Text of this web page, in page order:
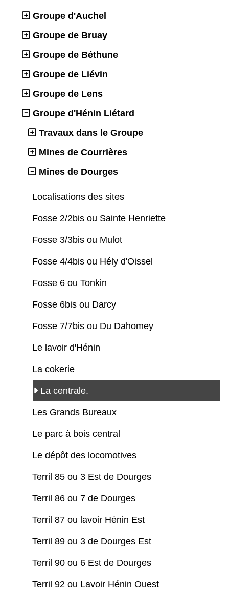
Groupe d'Auchel
Groupe de Bruay
Groupe de Béthune
Groupe de Liévin
Groupe de Lens
Groupe d'Hénin Liétard
Travaux dans le Groupe
Mines de Courrières
Mines de Dourges
Localisations des sites
Fosse 2/2bis ou Sainte Henriette
Fosse 3/3bis ou Mulot
Fosse 4/4bis ou Hély d'Oissel
Fosse 6 ou Tonkin
Fosse 6bis ou Darcy
Fosse 7/7bis ou Du Dahomey
Le lavoir d'Hénin
La cokerie
La centrale.
Les Grands Bureaux
Le parc à bois central
Le dépôt des locomotives
Terril 85 ou 3 Est de Dourges
Terril 86 ou 7 de Dourges
Terril 87 ou lavoir Hénin Est
Terril 89 ou 3 de Dourges Est
Terril 90 ou 6 Est de Dourges
Terril 92 ou Lavoir Hénin Ouest